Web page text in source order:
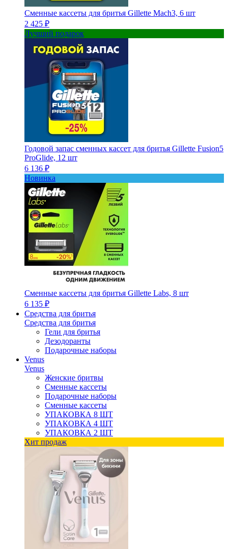
Сменные кассеты для бритья Gillette Mach3, 6 шт
2 425 ₽
Лучший подарок
Годовой запас сменных кассет для бритья Gillette Fusion5
ProGlide, 12 шт
6 136 ₽
Новинка
Сменные кассеты для бритья Gillette Labs, 8 шт
6 135 ₽
Средства для бритья
Средства для бритья
Гели для бритья
Дезодоранты
Подарочные наборы
Venus
Venus
Женские бритвы
Сменные кассеты
Подарочные наборы
Сменные кассеты
УПАКОВКА 8 ШТ
УПАКОВКА 4 ШТ
УПАКОВКА 2 ШТ
Хит продаж